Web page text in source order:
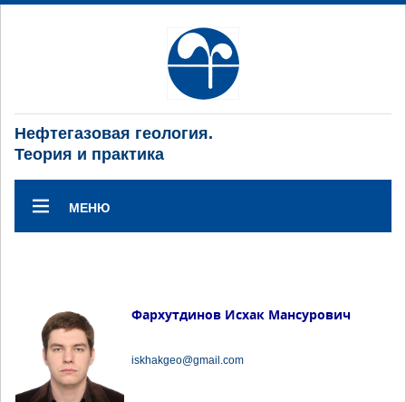
Нефтегазовая геология.
Теория и практика
МЕНЮ
Фархутдинов Исхак Мансурович
iskhakgeo@gmail.com